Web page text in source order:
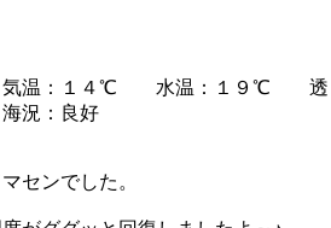
気温：１４℃ 水温：１９℃ 透
況：良好
センでした。